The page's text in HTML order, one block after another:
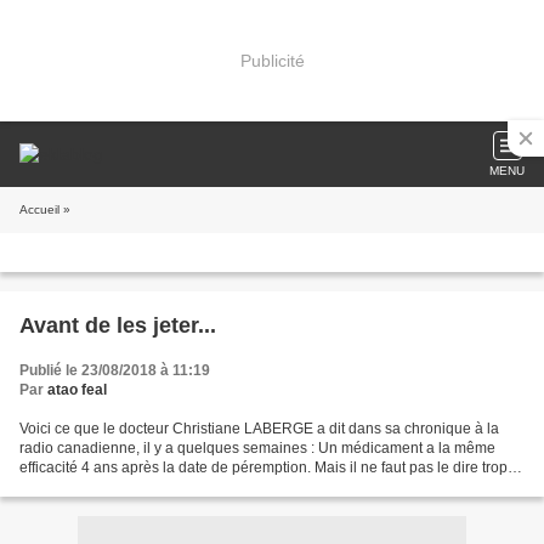
Publicité
MENU
Accueil »
Avant de les jeter...
Publié le 23/08/2018 à 11:19
Par atao feal
Voici ce que le docteur Christiane LABERGE a dit dans sa chronique à la
radio canadienne, il y a quelques semaines : Un médicament a la même
efficacité 4 ans après la date de péremption. Mais il ne faut pas le dire trop